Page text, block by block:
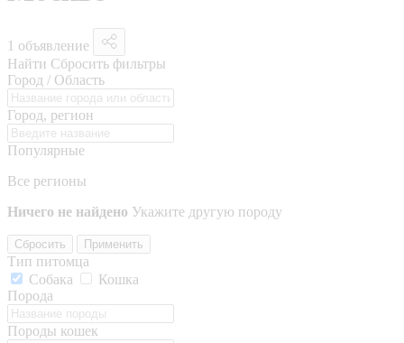
1 объявление
Найти Сбросить фильтры
Город / Область
Город, регион
Популярные
Все регионы
Ничего не найдено Укажите другую породу
Сбросить Применить
Тип питомца
Собака
Кошка
Порода
Породы кошек